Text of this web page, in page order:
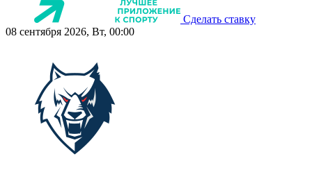
Сделать ставку
08 сентября 2026, Вт, 00:00